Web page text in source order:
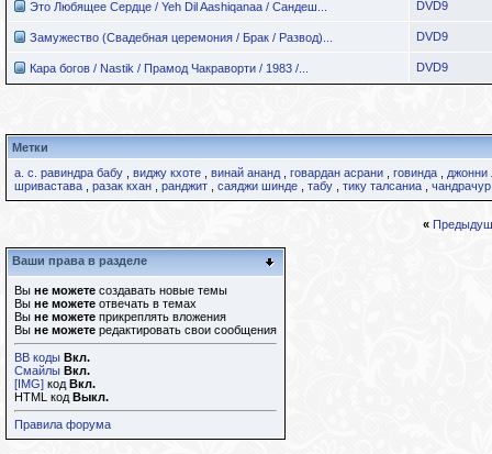
Это Любящее Сердце / Yeh Dil Aashiqanaa / Сандеш... DVD9
Замужество (Свадебная церемония / Брак / Развод)... DVD9
Кара богов / Nastik / Прамод Чакраворти / 1983 /... DVD9
Метки
а. с. равиндра бабу
виджу кхоте винай ананд говардан асрани говинда
джонни
шривастава
разак кхан ранджит саяджи шинде табу тику талсаниа чандрачур
«
Ваши права в разделе
Вы не можете создавать новые темы
Вы не можете отвечать в темах
Вы не можете прикреплять вложения
Вы не можете редактировать свои сообщения
BB коды Вкл.
Смайлы Вкл.
[IMG] код Вкл.
HTML код Выкл.
Правила форума